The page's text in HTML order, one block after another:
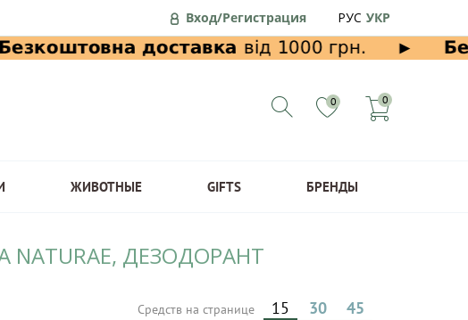
Вход/Регистрация РУС УКР
0 0
ЖИВОТНЫЕ GIFTS БРЕНДЫ
NATURAE, ДЕЗОДОРАНТ
Средств на странице 15 30 45